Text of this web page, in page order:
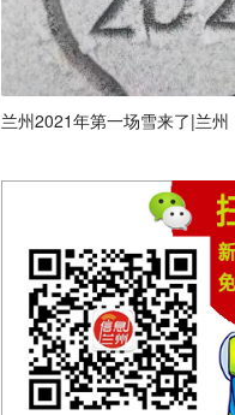
兰州2021年第一场雪来了|兰州